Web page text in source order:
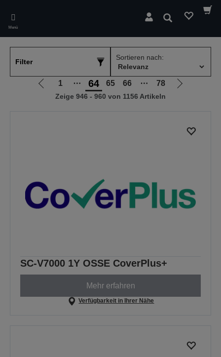
main
content
Menü
Suchen
Filter
Sortieren nach:
Zur
vorherigen
1 ⋯ 64 65 66 ⋯ 78
Zur
Zeige 946 - 960 von 1156 Artikeln
SC-V7000 1Y OSSE CoverPlus+
Mehr erfahren
Verfügbarkeit in Ihrer Nähe